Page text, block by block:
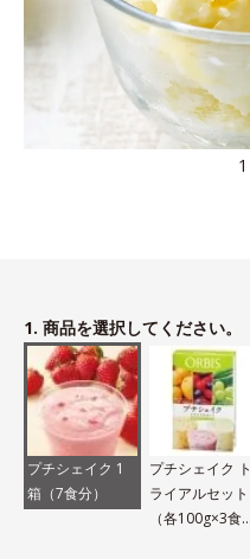
1
1. 商品を選択してください。
プチシェイク 1
箱（7食分）
プチシェイク ト
ライアルセット
（各100g×3食